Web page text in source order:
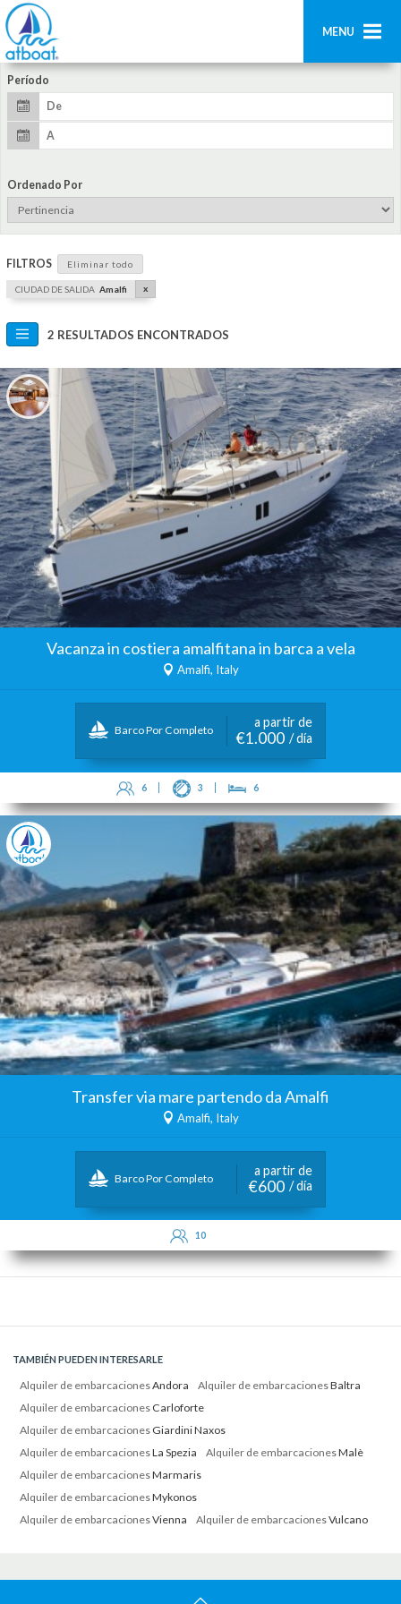
MENU
Búsqueda
Añadir barco
Acceder
Período
Ordenado Por
FILTROS Eliminar todo
CIUDAD DE SALIDA Amalfi x
2 RESULTADOS ENCONTRADOS
Vacanza in costiera amalfitana in barca a vela
Amalfi, Italy
Barco Por Completo
a partir de
€1.000 / día
6 3 6
Transfer via mare partendo da Amalfi
Amalfi, Italy
Barco Por Completo
a partir de
€600 / día
10
TAMBIÉN PUEDEN INTERESARLE
Alquiler de embarcacionesAndora Alquiler de embarcacionesBaltra
Alquiler de embarcaciones Carloforte
Alquiler de embarcaciones Giardini Naxos
Alquiler de embarcacionesLa Spezia Alquiler de embarcacionesMalè
Alquiler de embarcacionesMarmaris
Alquiler de embarcacionesMykonos
Alquiler de embarcacionesVienna Alquiler de embarcacionesVulcano